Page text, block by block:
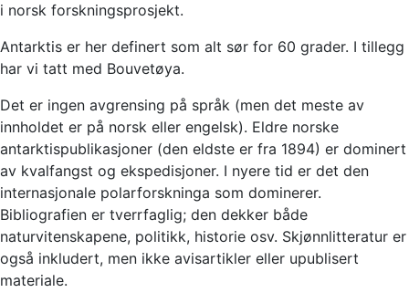
i norsk forskningsprosjekt.
Antarktis er her definert som alt sør for 60 grader. I tillegg
har vi tatt med Bouvetøya.
Det er ingen avgrensing på språk (men det meste av
innholdet er på norsk eller engelsk). Eldre norske
antarktispublikasjoner (den eldste er fra 1894) er dominert
av kvalfangst og ekspedisjoner. I nyere tid er det den
internasjonale polarforskninga som dominerer.
Bibliografien er tverrfaglig; den dekker både
naturvitenskapene, politikk, historie osv. Skjønnlitteratur er
også inkludert, men ikke avisartikler eller upublisert
materiale.